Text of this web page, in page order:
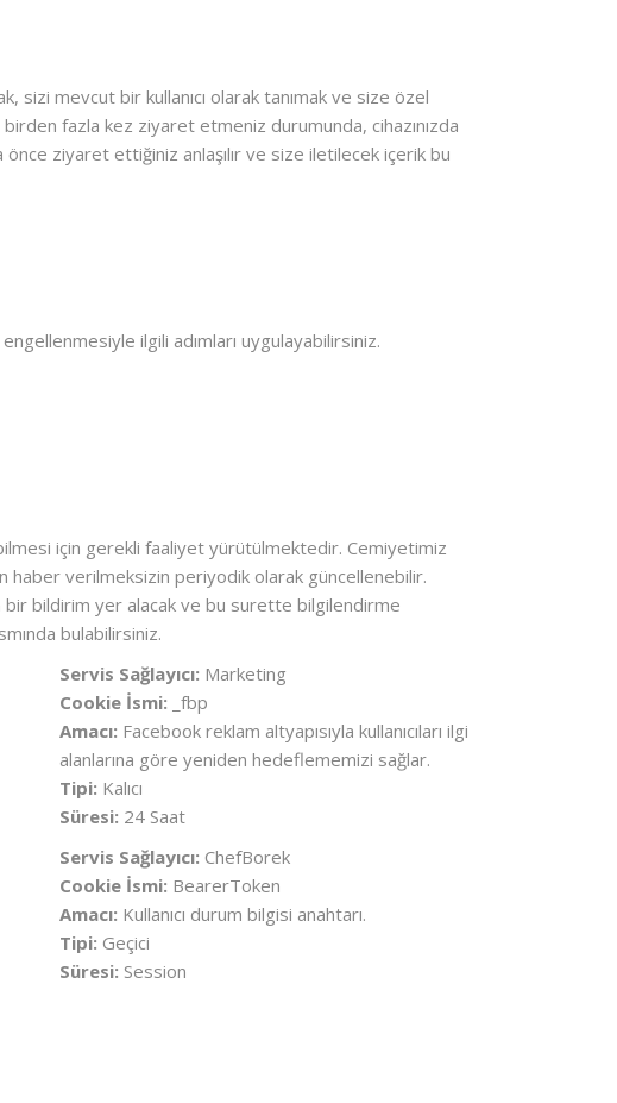
sizi mevcut bir kullanıcı olarak tanımak ve size özel
fazla kez ziyaret etmeniz durumunda, cihazınızda
ziyaret ettiğiniz anlaşılır ve size iletilecek içerik bu
ilgili adımları uygulayabilirsiniz.
için gerekli faaliyet yürütülmektedir. Cemiyetimiz
haber verilmeksizin periyodik olarak güncellenebilir.
bir bildirim yer alacak ve bu surette bilgilendirme
bulabilirsiniz.
Servis Sağlayıcı: Marketing
Cookie İsmi: _fbp
Amacı: Facebook reklam altyapısıyla kullanıcıları ilgi
alanlarına göre yeniden hedeflememizi sağlar.
Tipi: Kalıcı
Süresi: 24 Saat
Servis Sağlayıcı: ChefBorek
Cookie İsmi: BearerToken
Amacı: Kullanıcı durum bilgisi anahtarı.
Tipi: Geçici
Süresi: Session